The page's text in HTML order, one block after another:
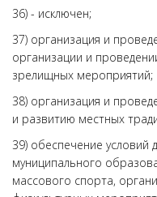
36) - исключен;
37) организация и
организации и
зрелищных мероприятий;
38) организация и
и развитию местных
39) обеспечение условий
муниципального
массового спорта,